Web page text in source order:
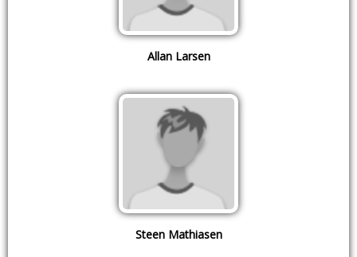
Allan Larsen
Steen Mathiasen